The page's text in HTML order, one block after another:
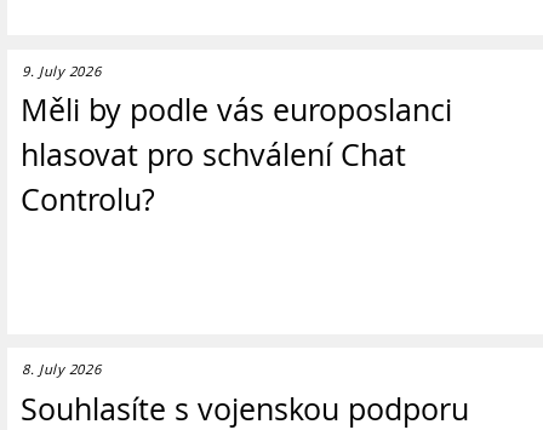
9. July 2026
Měli by podle vás europoslanci
hlasovat pro schválení Chat
Controlu?
8. July 2026
Souhlasíte s vojenskou podporu